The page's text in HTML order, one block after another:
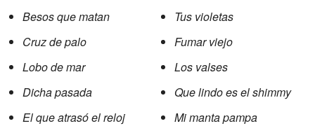
Besos que matan
Cruz de palo
Lobo de mar
Dicha pasada
El que atrasó el reloj
Tus violetas
Fumar viejo
Los valses
Que lindo es el shimmy
Mi manta pampa